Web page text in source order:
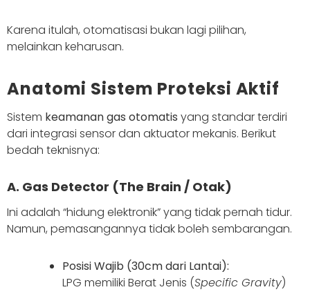
Karena itulah, otomatisasi bukan lagi pilihan,
melainkan keharusan.
Anatomi Sistem Proteksi Aktif
Sistem keamanan gas otomatis yang standar terdiri
dari integrasi sensor dan aktuator mekanis. Berikut
bedah teknisnya:
A. Gas Detector (The Brain / Otak)
Ini adalah “hidung elektronik” yang tidak pernah tidur.
Namun, pemasangannya tidak boleh sembarangan.
Posisi Wajib (30cm dari Lantai):
LPG memiliki Berat Jenis (Specific Gravity)